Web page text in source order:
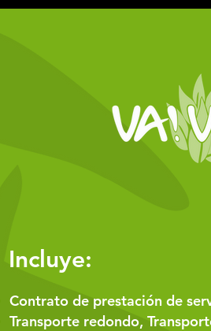
Incluye:
Contrato de prestación de
Transporte redondo,